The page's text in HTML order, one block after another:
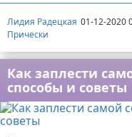
Лидия Радецкая 01-12-2020
Прически
Как заплести
способы и советы